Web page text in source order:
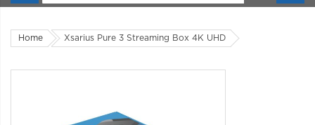
Home Xsarius Pure 3 Streaming Box 4K UHD